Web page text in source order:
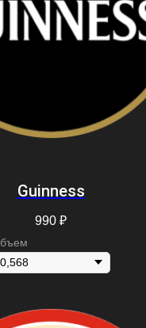
Guinness
990 ₽